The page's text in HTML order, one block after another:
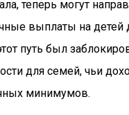
теперь могут
выплаты на детей
путь был
для семей, чьи
минимумов.